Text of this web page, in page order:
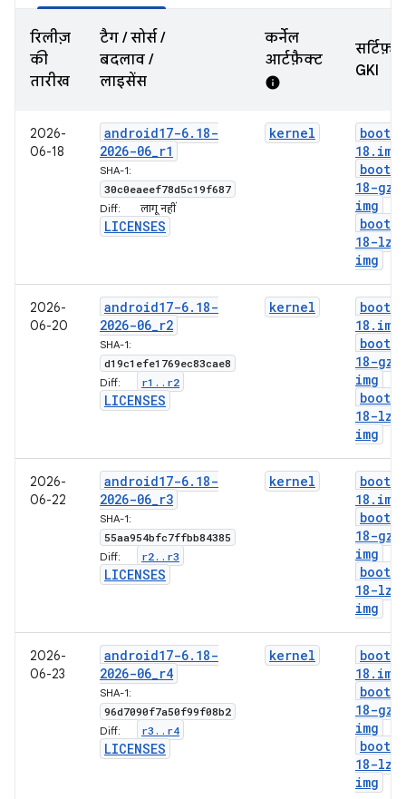
रिलीज़
की
तारीख
टैग / सोर्स /
बदलाव /
लाइसेंस
कर्नेल
आर्टफ़ैक्ट
info
GKI
2026-
06-18
android17-6. 18-
2026-06_r1
SHA-1:
30c0eaeef78d5c19f687
Diff: लागू नहीं
LICENSES
kernel
boot-6
18 . img
boot-6
18-gz
img
boot-6
18-lz4
img
2026-
06-20
android17-6. 18-
2026-06_r2
SHA-1:
d19c1efe1769ec83cae8
Diff: r1 . . r2
LICENSES
kernel
boot-6
18 . img
boot-6
18-gz
img
boot-6
18-lz4
img
2026-
06-22
android17-6. 18-
2026-06_r3
SHA-1:
55aa954bfc7ffbb84385
Diff: r2. . r3
LICENSES
kernel
boot-6
18 . img
boot-6
18-gz
img
boot-6
18-lz4
img
2026-
06-23
android17-6. 18-
2026-06_r4
SHA-1:
96d7090f7a50f99f08b2
Diff: r3 . . r4
LICENSES
kernel
boot-6
18 . img
boot-6
18-gz
img
boot-6
18-lz4
img